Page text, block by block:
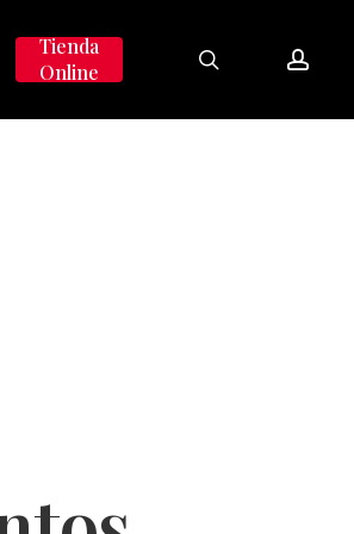
Tienda
Online